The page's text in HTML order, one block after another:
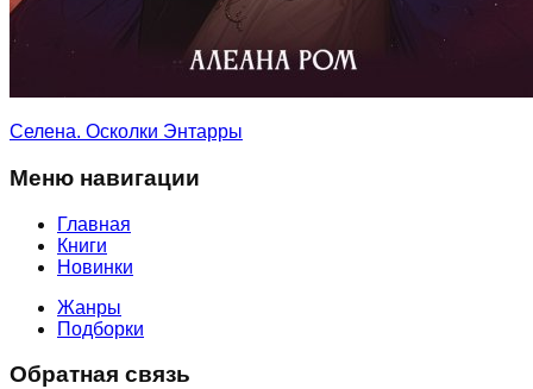
Селена. Осколки Энтарры
Меню навигации
Главная
Книги
Новинки
Жанры
Подборки
Обратная связь